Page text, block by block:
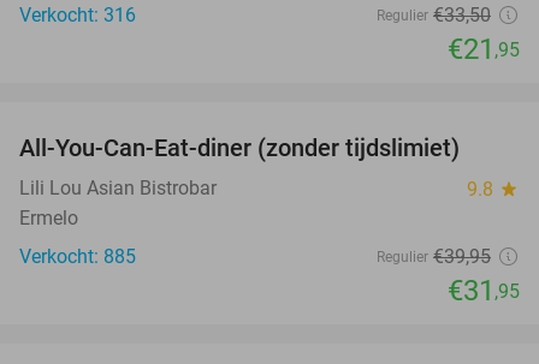
Verkocht: 316
Regulier €33,50
€21 ,95
All-You-Can-Eat-diner (zonder tijdslimiet)
Lili Lou Asian Bistrobar 9.8 star
Ermelo
Verkocht: 885
Regulier €39,95
€31 ,95